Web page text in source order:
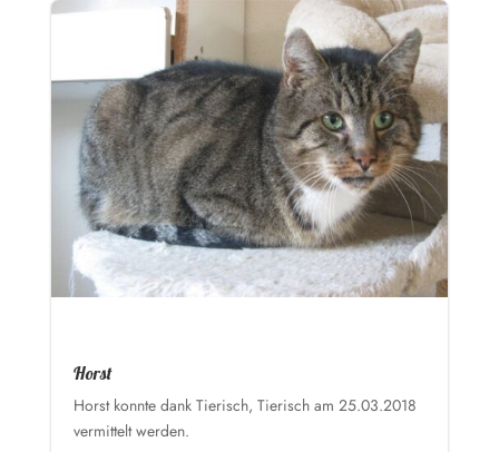
Horst
Horst konnte dank Tierisch, Tierisch am 25.03.2018
vermittelt werden.